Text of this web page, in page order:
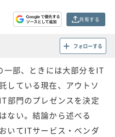
共有する
フォローする
部、ときには大部分をIT
している現在、アウトソ
部門のプレゼンスを決定
ない。結論から述べる
いてITサービス・ベンダ